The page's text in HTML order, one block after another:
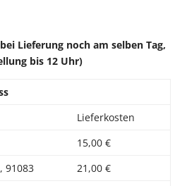
Lieferung noch am selben Tag,
bis 12 Uhr)
Lieferkosten
15,00 €
91083
21,00 €